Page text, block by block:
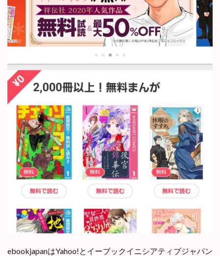
ebookjapanはYahoo!とイーブックイニシアティブジャパン